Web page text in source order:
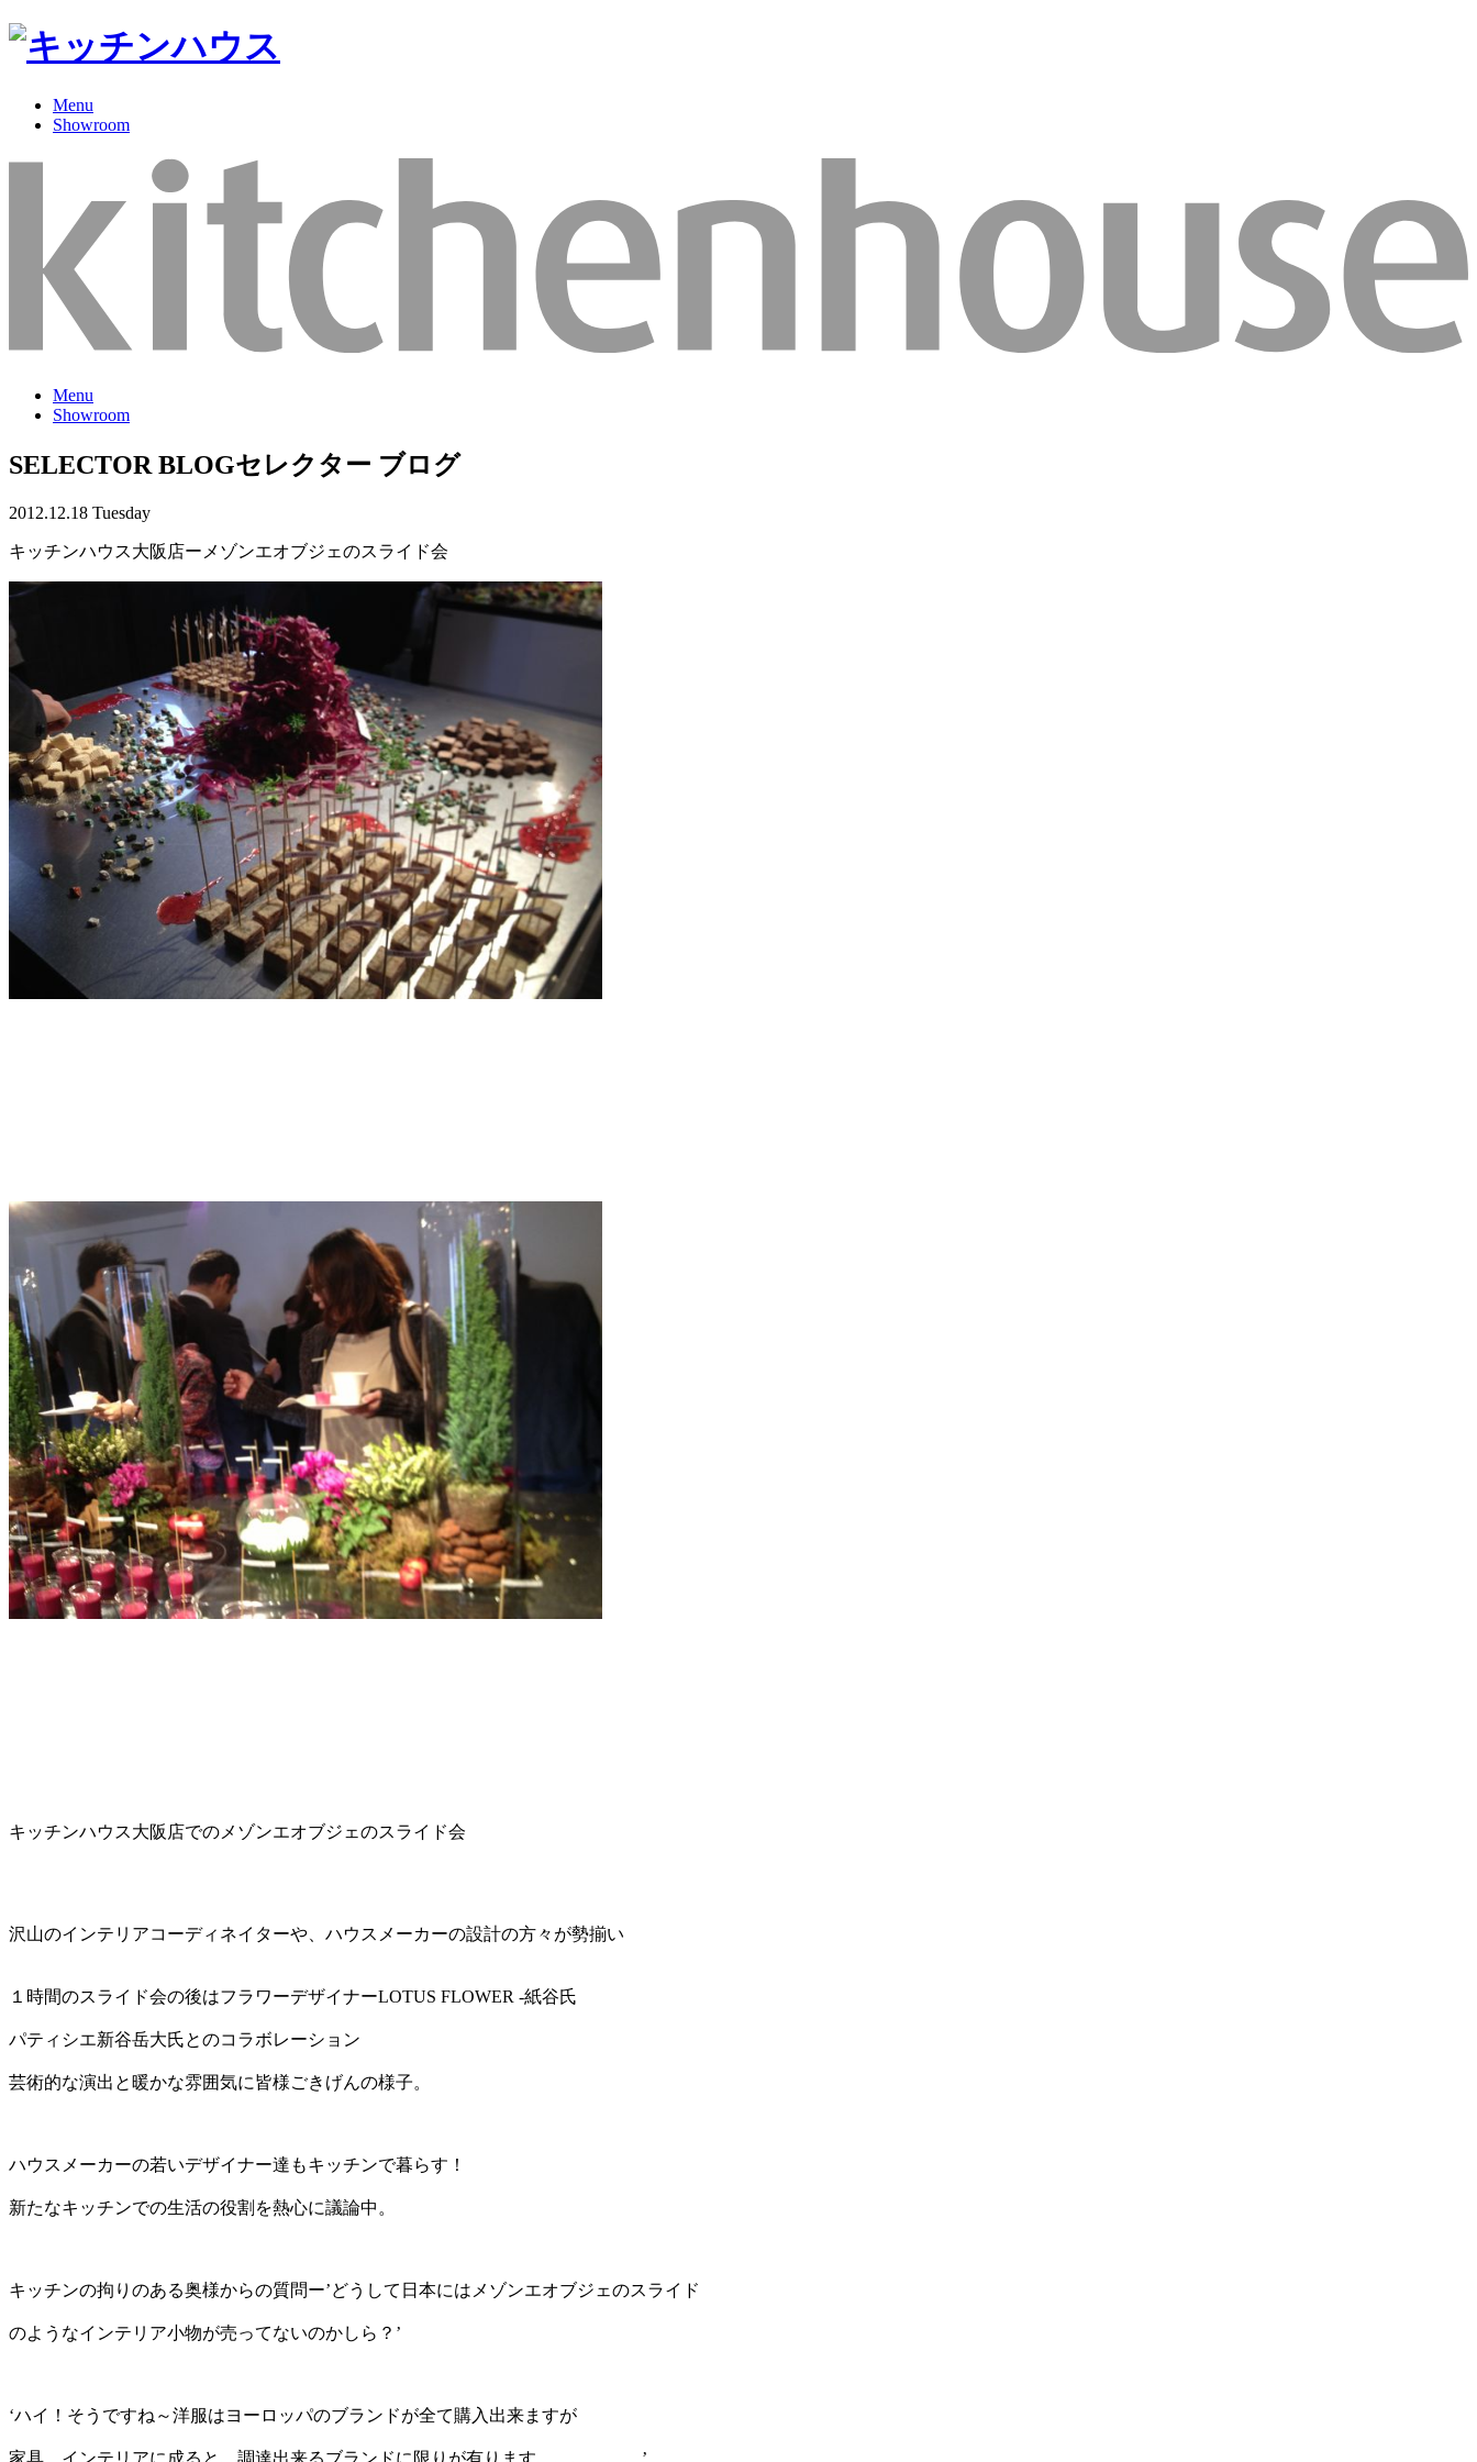
Menu
Showroom
Menu
Showroom
SELECTOR BLOGセレクター ブログ
2012.12.18 Tuesday
キッチンハウス大阪店ーメゾンエオブジェのスライド会
キッチンハウス大阪店でのメゾンエオブジェのスライド会
沢山のインテリアコーディネイターや、ハウスメーカーの設計の方々が勢揃い
１時間のスライド会の後はフラワーデザイナーLOTUS FLOWER -紙谷氏
パティシエ新谷岳大氏とのコラボレーション
芸術的な演出と暖かな雰囲気に皆様ごきげんの様子。
ハウスメーカーの若いデザイナー達もキッチンで暮らす！
新たなキッチンでの生活の役割を熱心に議論中。
キッチンの拘りのある奥様からの質問ー’どうして日本にはメゾンエオブジェのスライド
のようなインテリア小物が売ってないのかしら？’
‘ハイ！そうですね～洋服はヨーロッパのブランドが全て購入出来ますが